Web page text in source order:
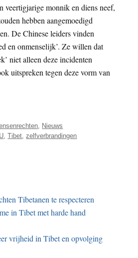
veertigjarige monnik en diens neef,
hebben aangemoedigd
De Chinese leiders vinden
en onmenselijk’. Ze willen dat
niet alleen deze incidenten
uitspreken tegen deze vorm van
Nieuws
,Tibet ,zelfverbrandingen
Tibetanen te respecteren
in Tibet met harde hand
vrijheid in Tibet en opvolging